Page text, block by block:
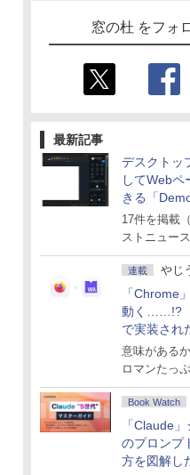
窓の杜 をフォ
最新記事
デスクトッ
してWebペ
きる「
か
17件を掲載
ストニュース
連載 やじ
「Chrome
動く……!?
で実装され
ジン
意味がある
ロマンたっ
Book Watch
「Claude
のプロンプ
方を図解し